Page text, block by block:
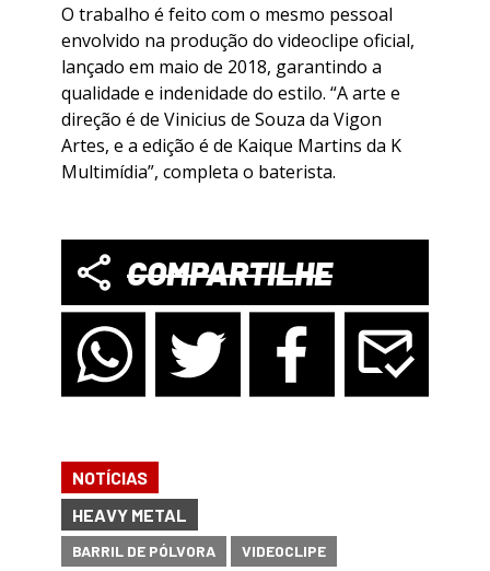
O trabalho é feito com o mesmo pessoal
envolvido na produção do videoclipe oficial,
lançado em maio de 2018, garantindo a
qualidade e indenidade do estilo. “A arte e
direção é de Vinicius de Souza da Vigon
Artes, e a edição é de Kaique Martins da K
Multimídia”, completa o baterista.
COMPARTILHE
NOTÍCIAS
HEAVY METAL
BARRIL DE PÓLVORA
VIDEOCLIPE